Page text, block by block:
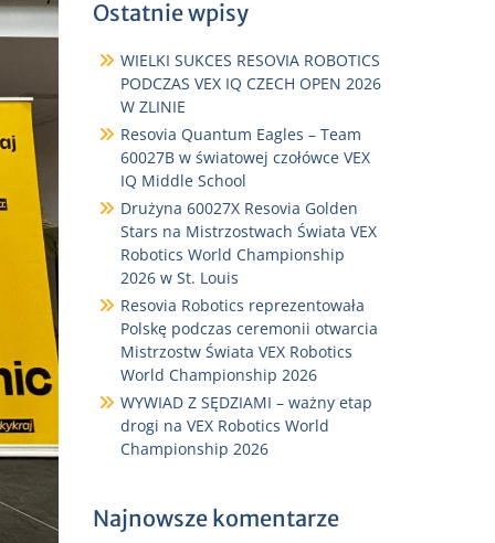
Ostatnie wpisy
WIELKI SUKCES RESOVIA ROBOTICS
PODCZAS VEX IQ CZECH OPEN 2026
W ZLINIE
Resovia Quantum Eagles – Team
60027B w światowej czołówce VEX
IQ Middle School
Drużyna 60027X Resovia Golden
Stars na Mistrzostwach Świata VEX
Robotics World Championship
2026 w St. Louis
Resovia Robotics reprezentowała
Polskę podczas ceremonii otwarcia
Mistrzostw Świata VEX Robotics
World Championship 2026
WYWIAD Z SĘDZIAMI – ważny etap
drogi na VEX Robotics World
Championship 2026
Najnowsze komentarze